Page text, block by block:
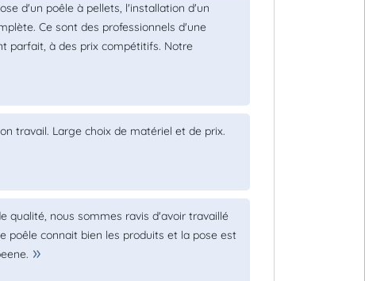
d'un poêle à pellets, l'installation d'un
Ce sont des professionnels d'une
parfait, à des prix compétitifs. Notre
travail. Large choix de matériel et de prix.
qualité, nous sommes ravis d'avoir travaillé
poêle connait bien les produits et la pose est